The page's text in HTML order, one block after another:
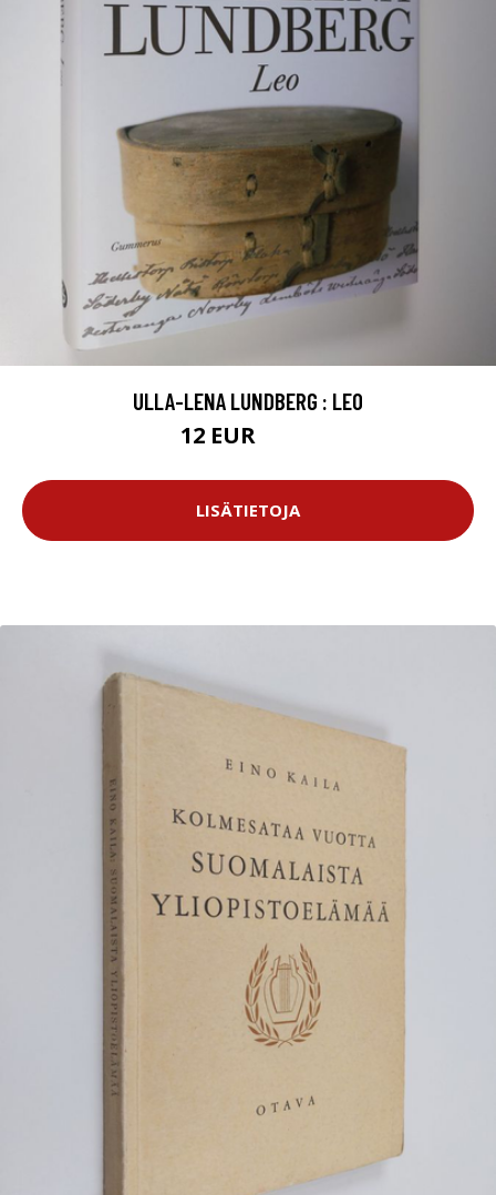
ULLA-LENA LUNDBERG : LEO
12 EUR
LISÄTIETOJA